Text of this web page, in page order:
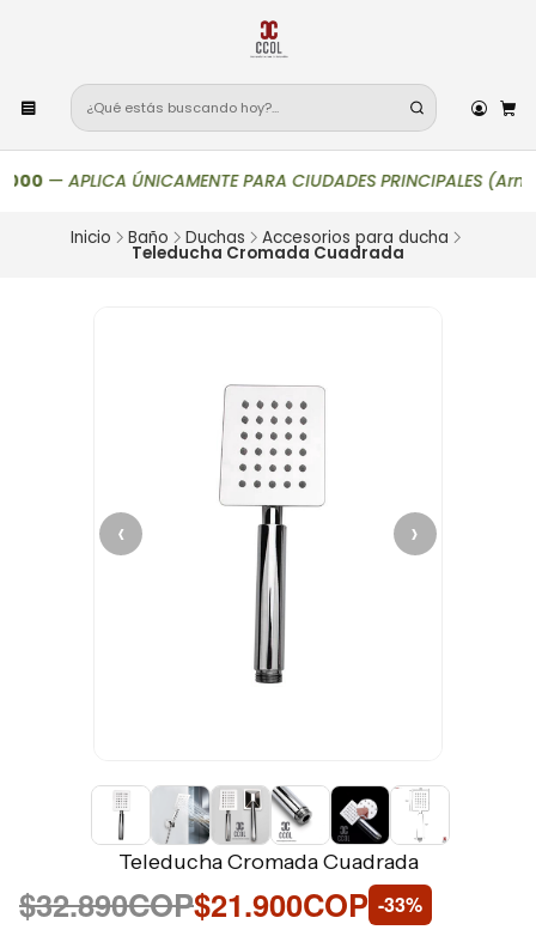
— APLICA ÚNICAMENTE PARA CIUDADES PRINCIPALES
Inicio Baño Duchas Accesorios para ducha
Teleducha Cromada Cuadrada
‹ ›
Teleducha Cromada Cuadrada
$32.890COP$21.900COP -33%